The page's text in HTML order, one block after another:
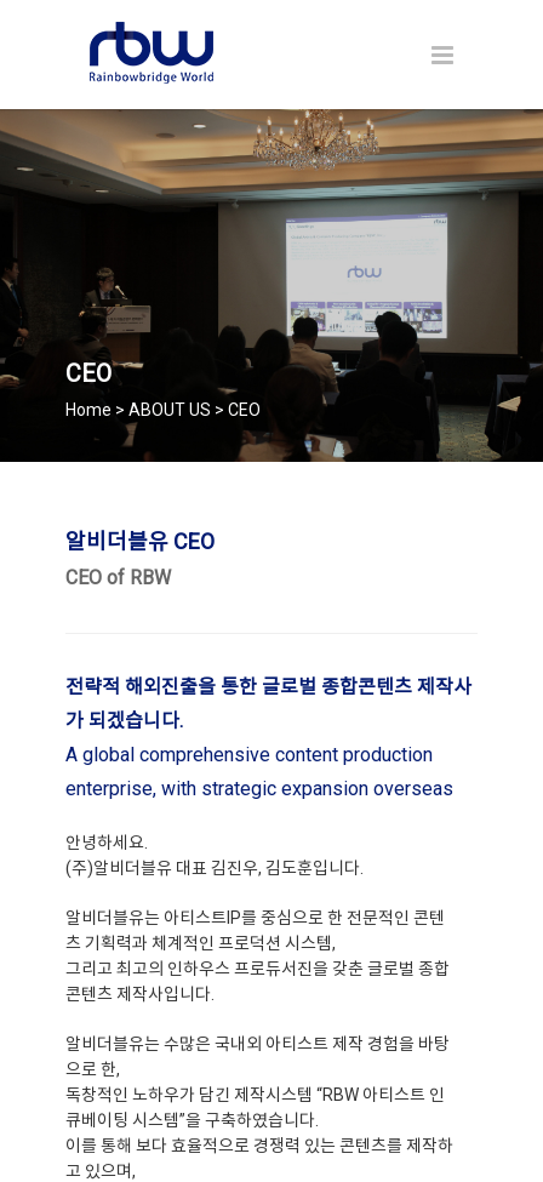
CEO
Home > ABOUT US > CEO
알비더블유 CEO
CEO of RBW
전략적 해외진출을 통한 글로벌 종합콘텐츠 제작사
가 되겠습니다.
A global comprehensive content production
enterprise, with strategic expansion overseas
안녕하세요.
(주)알비더블유 대표 김진우, 김도훈입니다.
알비더블유는 아티스트IP를 중심으로 한 전문적인 콘텐
츠 기획력과 체계적인 프로덕션 시스템,
그리고 최고의 인하우스 프로듀서진을 갖춘 글로벌 종합
콘텐츠 제작사입니다.
알비더블유는 수많은 국내외 아티스트 제작 경험을 바탕
으로 한,
독창적인 노하우가 담긴 제작시스템 “RBW 아티스트 인
큐베이팅 시스템”을 구축하였습니다.
이를 통해 보다 효율적으로 경쟁력 있는 콘텐츠를 제작하
고 있으며,